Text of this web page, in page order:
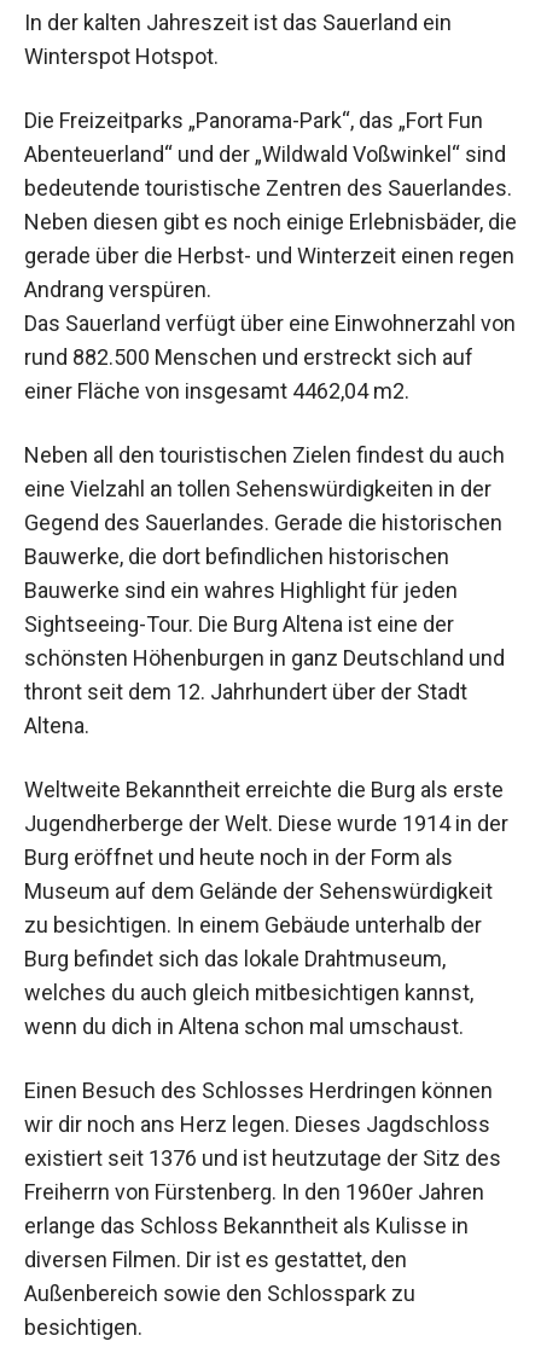
In der kalten Jahreszeit ist das Sauerland ein
Winterspot Hotspot.
Die Freizeitparks „Panorama-Park“, das „Fort Fun
Abenteuerland“ und der „Wildwald Voßwinkel“ sind
bedeutende touristische Zentren des Sauerlandes.
Neben diesen gibt es noch einige Erlebnisbäder, die
gerade über die Herbst- und Winterzeit einen regen
Andrang verspüren.
Das Sauerland verfügt über eine Einwohnerzahl von
rund 882.500 Menschen und erstreckt sich auf
einer Fläche von insgesamt 4462,04 m2.
Neben all den touristischen Zielen findest du auch
eine Vielzahl an tollen Sehenswürdigkeiten in der
Gegend des Sauerlandes. Gerade die historischen
Bauwerke, die dort befindlichen historischen
Bauwerke sind ein wahres Highlight für jeden
Sightseeing-Tour. Die Burg Altena ist eine der
schönsten Höhenburgen in ganz Deutschland und
thront seit dem 12. Jahrhundert über der Stadt
Altena.
Weltweite Bekanntheit erreichte die Burg als erste
Jugendherberge der Welt. Diese wurde 1914 in der
Burg eröffnet und heute noch in der Form als
Museum auf dem Gelände der Sehenswürdigkeit
zu besichtigen. In einem Gebäude unterhalb der
Burg befindet sich das lokale Drahtmuseum,
welches du auch gleich mitbesichtigen kannst,
wenn du dich in Altena schon mal umschaust.
Einen Besuch des Schlosses Herdringen können
wir dir noch ans Herz legen. Dieses Jagdschloss
existiert seit 1376 und ist heutzutage der Sitz des
Freiherrn von Fürstenberg. In den 1960er Jahren
erlange das Schloss Bekanntheit als Kulisse in
diversen Filmen. Dir ist es gestattet, den
Außenbereich sowie den Schlosspark zu
besichtigen.